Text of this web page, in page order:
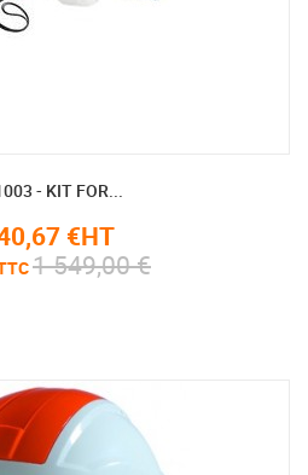
- KIT FOR...
€HT
1 549,00 €